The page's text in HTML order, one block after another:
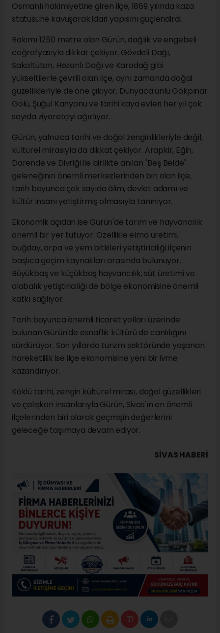
Osmanlı hakimiyetine giren ilçe, 1869 yılında kaza
statüsüne kavuşarak idari yapısını güçlendirdi.
Rakımı 1250 metre olan Gürün, dağlık ve engebeli
coğrafyasıyla dikkat çekiyor. Gövdeli Dağı,
Sakaltutan, Hezanlı Dağı ve Karadağ gibi
yükseltilerle çevrili olan ilçe, aynı zamanda doğal
güzellikleriyle de öne çıkıyor. Dünyaca ünlü Gökpınar
Gölü, Şuğul Kanyonu ve tarihi kaya evleri her yıl çok
sayıda ziyaretçiyi ağırlıyor.
Gürün, yalnızca tarihi ve doğal zenginlikleriyle değil,
kültürel mirasıyla da dikkat çekiyor. Arapkir, Eğin,
Darende ve Divriği ile birlikte anılan "Beş Belde"
geleneğinin önemli merkezlerinden biri olan ilçe,
tarih boyunca çok sayıda âlim, devlet adamı ve
kültür insanı yetiştirmiş olmasıyla tanınıyor.
Ekonomik açıdan ise Gürün'de tarım ve hayvancılık
önemli bir yer tutuyor. Özellikle elma üretimi,
buğday, arpa ve yem bitkileri yetiştiriciliği ilçenin
başlıca geçim kaynakları arasında bulunuyor.
Büyükbaş ve küçükbaş hayvancılık, süt üretimi ve
alabalık yetiştiriciliği de bölge ekonomisine önemli
katkı sağlıyor.
Tarih boyunca önemli ticaret yolları üzerinde
bulunan Gürün'de esnaflık kültürü de canlılığını
sürdürüyor. Son yıllarda turizm sektöründe yaşanan
hareketlilik ise ilçe ekonomisine yeni bir ivme
kazandırıyor.
Köklü tarihi, zengin kültürel mirası, doğal güzellikleri
ve çalışkan insanlarıyla Gürün, Sivas'ın en önemli
ilçelerinden biri olarak geçmişin değerlerini
geleceğe taşımaya devam ediyor.
SIVAS HABERİ